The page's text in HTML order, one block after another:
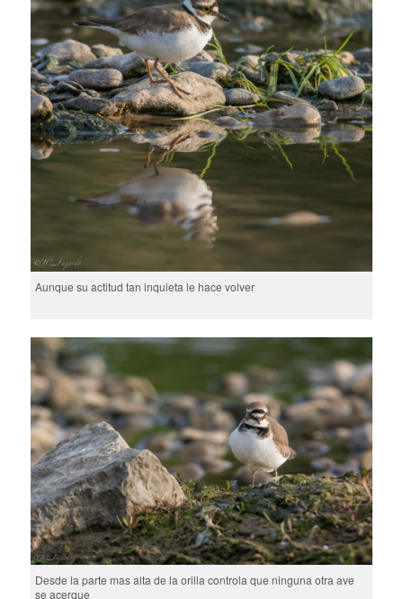
Aunque su actitud tan inquieta le hace volver
Desde la parte mas alta de la orilla controla que ninguna otra ave
se acerque